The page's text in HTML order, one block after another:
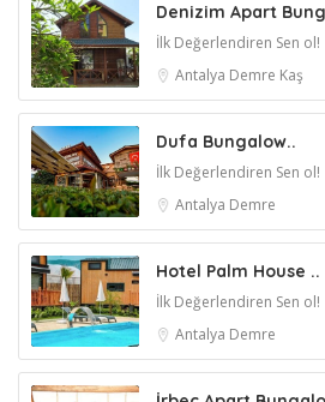
Denizim Apart
İlk Değerlendiren Sen ol!
Antalya Demre Kaş
Dufa Bungalow..
İlk Değerlendiren Sen ol!
Antalya Demre
Hotel Palm House ..
İlk Değerlendiren Sen ol!
Antalya Demre